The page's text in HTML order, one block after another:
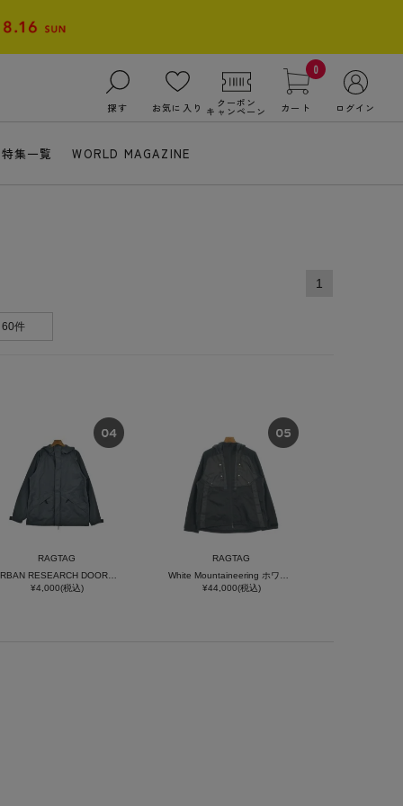
探す お気に入り クーポン
キャンペーン
0
カート ログイン
特集一覧 WORLD MAGAZINE
60件
1
RAGTAG
¥4,000(税込)
RAGTAG
¥44,000(税込)